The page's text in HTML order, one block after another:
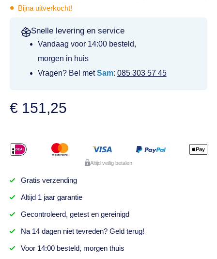
• Bijna uitverkocht!
Snelle levering en service
Vandaag voor 14:00 besteld,
morgen in huis
Vragen? Bel metSam: 085 303 57 45
€ 151,25
Altijd veilig betalen
Gratis verzending
Altijd 1 jaargarantie
Gecontroleerd, getesten gereinigd
Na 14 dagenniet tevreden? Geld terug!
Voor 14:00 besteld, morgen thuis